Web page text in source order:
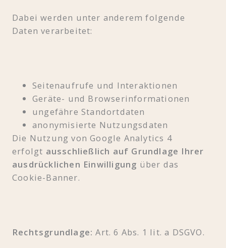
Dabei werden unter anderem folgende
Daten verarbeitet:
Seitenaufrufe und Interaktionen
Geräte- und Browserinformationen
ungefähre Standortdaten
anonymisierte Nutzungsdaten
Die Nutzung von Google Analytics 4
erfolgt ausschließlich auf Grundlage Ihrer
ausdrücklichen Einwilligung über das
Cookie-Banner.
Rechtsgrundlage: Art. 6 Abs. 1 lit. a DSGVO.